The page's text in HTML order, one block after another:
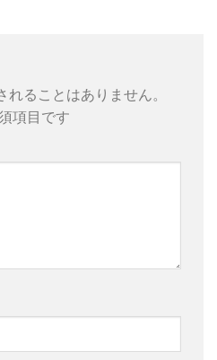
ることはありません。
項目です